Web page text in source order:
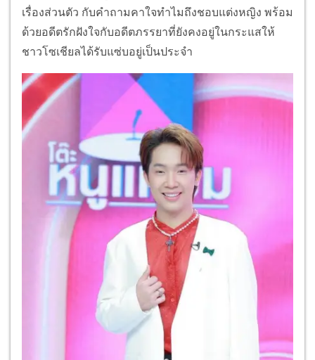
เรื่องส่วนตัว กับคำถามคาใจทำไมถึงชอบแต่งหญิง พร้อม
ด้วยอดีตรักฝังใจกับอดีตภรรยาที่ยังคงอยู่ในกระแสให้
ชาวโซเชียลได้รับแซ่บอยู่เป็นประจำ